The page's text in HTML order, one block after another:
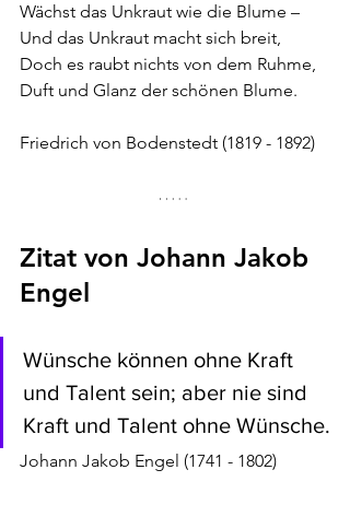
Wächst das Unkraut wie die Blume –
Und das Unkraut macht sich breit,
Doch es raubt nichts von dem Ruhme,
Duft und Glanz der schönen Blume.
Friedrich von Bodenstedt (1819 - 1892)
Zitat von Johann Jakob
Engel
Wünsche können ohne Kraft
und Talent sein; aber nie sind
Kraft und Talent ohne Wünsche.
Johann Jakob Engel (1741 - 1802)